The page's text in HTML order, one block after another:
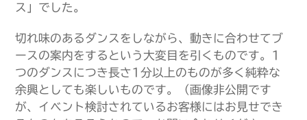
ス」でした。
切れ味のあるダンスをしながら、動きに合わせてブ
ースの案内をするという大変目を引くものです。1
つのダンスにつき長さ1分以上のものが多く純粋な
余興としても楽しいものです。（画像非公開です
が、イベント検討されているお客様にはお見せでき